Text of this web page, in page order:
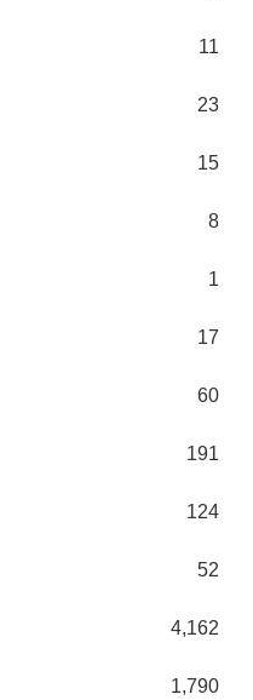
11
23
15
8
1
17
60
191
124
52
4,162
1,790